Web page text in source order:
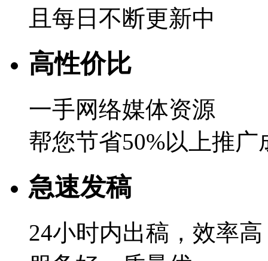
且每日不断更新中
高性价比
一手网络媒体资源
帮您节省50%以上推广
急速发稿
24小时内出稿，效率高